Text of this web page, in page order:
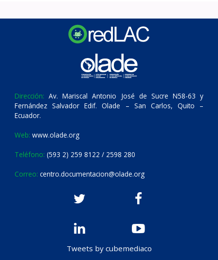
Dirección: Av. Mariscal Antonio José de Sucre N58-63 y
Fernández Salvador Edif. Olade – San Carlos, Quito –
Ecuador.
Web: www.olade.org
Teléfono: (593 2) 259 8122 / 2598 280
Correo: centro.documentacion@olade.org
Tweets by cubemediaco